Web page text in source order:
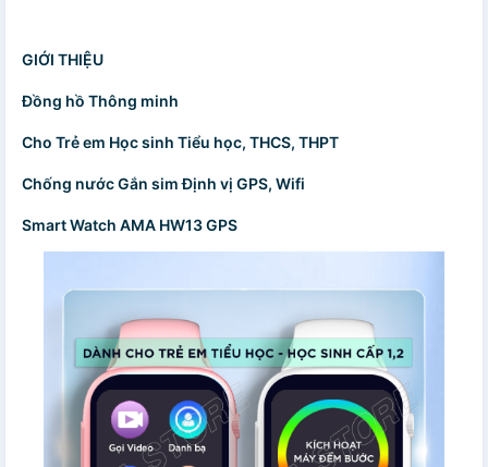
GIỚI THIỆU
Đồng hồ Thông minh
Cho Trẻ em Học sinh Tiểu học, THCS, THPT
Chống nước Gắn sim Định vị GPS, Wifi
Smart Watch AMA HW13 GPS